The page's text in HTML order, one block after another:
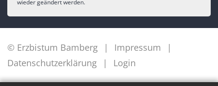
wieder geändert werden.
© Erzbistum Bamberg
Impressum
Datenschutzerklärung
Login